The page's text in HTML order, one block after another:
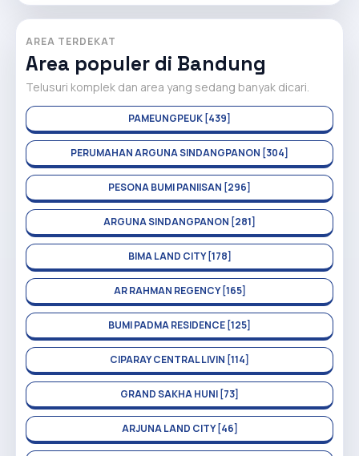
AREA TERDEKAT
Area populer di Bandung
Telusuri komplek dan area yang sedang banyak dicari.
PAMEUNGPEUK [439]
PERUMAHAN ARGUNA SINDANGPANON [304]
PESONA BUMI PANIISAN [296]
ARGUNA SINDANGPANON [281]
BIMA LAND CITY [178]
AR RAHMAN REGENCY [165]
BUMI PADMA RESIDENCE [125]
CIPARAY CENTRAL LIVIN [114]
GRAND SAKHA HUNI [73]
ARJUNA LAND CITY [46]